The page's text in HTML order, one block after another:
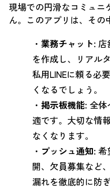
現場での円滑なコミュニ
ん。このアプリは、その
・ 業務チャット: 店
を作成し、リアル
私用LINEに頼る必
くなるでしょう。
・ 掲示板機能: 全
適です。大切な情
なくなります。
・ プッシュ通知: 希
開、欠員募集など
漏れを徹底的に防